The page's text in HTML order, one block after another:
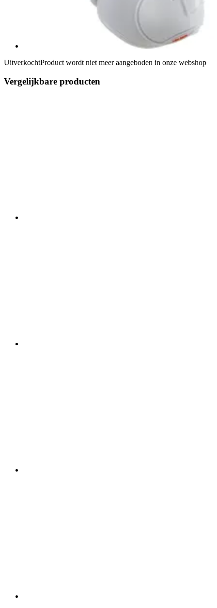
UitverkochtProduct wordt niet meer aangeboden in onze webshop
Vergelijkbare producten